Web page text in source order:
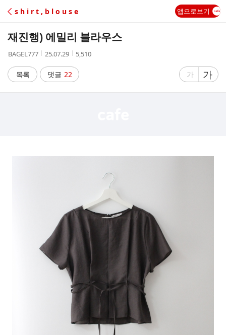
C
A
s h i r t , b l o u s e 앱으로보기
재진행) 에밀리 블라우스
작
자
BAGEL777
작
시
간
25.07.29
조
수
5,510
목록 댓글 22
글
가
글
자
가